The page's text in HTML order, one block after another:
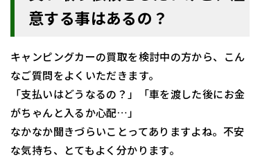
意する事はあるの？
キャンピングカーの買取を検討中の方から、
こん
なご質問をよくいただきます。
「支払いはどうなるの？」「車を渡した後にお金
がちゃんと入るか心配…」
なかなか聞きづらいことってありますよね。不安
な気持ち、
とてもよく分かります。